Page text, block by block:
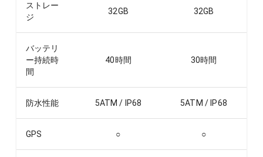
ストレー
ジ
32GB 32GB
バッテリ
ー持続時
間
40時間 30時間
防水性能 5ATM / IP68 5ATM / IP68
GPS ○ ○